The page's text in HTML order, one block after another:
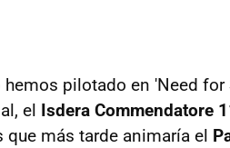
pilotado en 'Need for
el Isdera Commendatore
más tarde animaría el